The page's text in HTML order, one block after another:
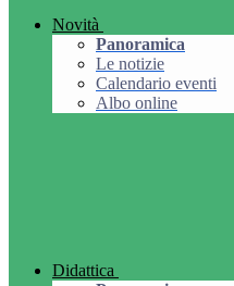
Novità
Panoramica
Le notizie
Calendario eventi
Albo online
Didattica